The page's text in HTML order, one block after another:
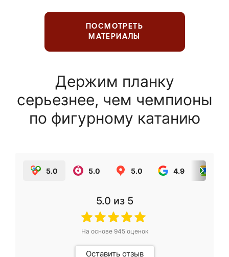
ПОСМОТРЕТЬ
МАТЕРИАЛЫ
Держим планку
серьезнее, чем чемпионы
по фигурному катанию
5.0 5.0 5.0 4.9
5.0 из 5
На основе 945оценок
Оставить отзыв